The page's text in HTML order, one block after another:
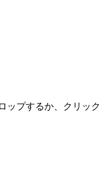
ップするか、クリック